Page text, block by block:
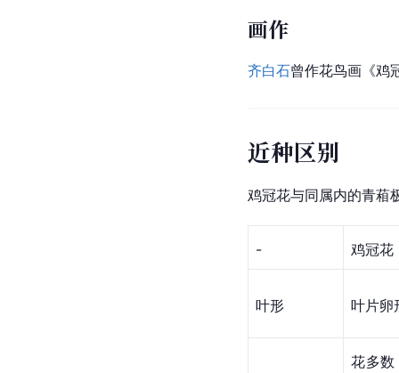
画作
齐白石曾作花鸟画《鸡
近种区别
鸡冠花与同属内的青葙
- 鸡冠花
叶形 叶片卵
花多数